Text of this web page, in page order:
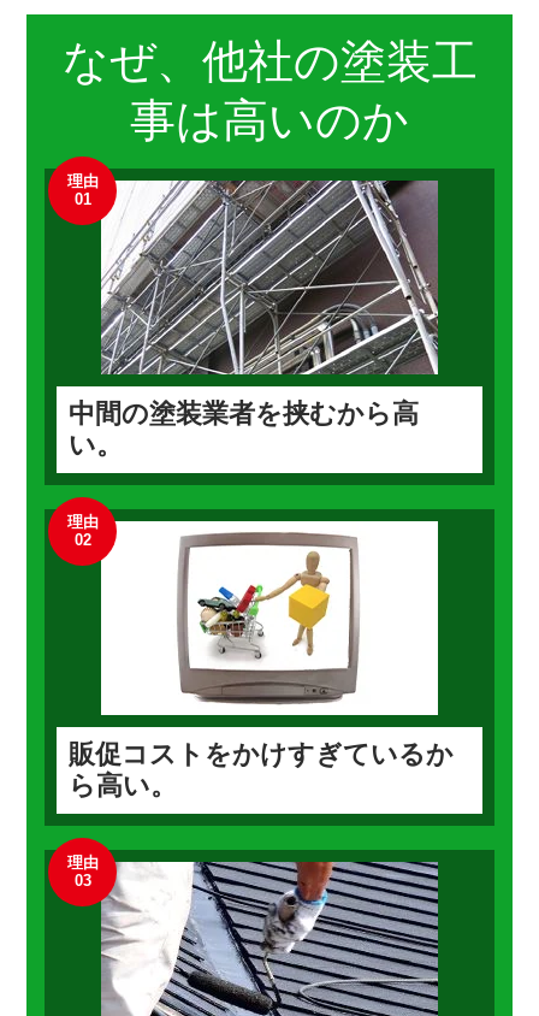
なぜ、他社の塗装工
事は高いのか
理由
01
中間の塗装業者を挟むから高
い。
理由
02
販促コストをかけすぎているか
ら高い。
理由
03